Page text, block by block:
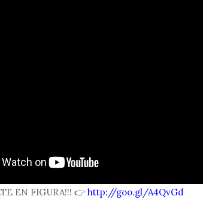
EN FIGURA!!! 👉 http://goo.gl/A4QvGd